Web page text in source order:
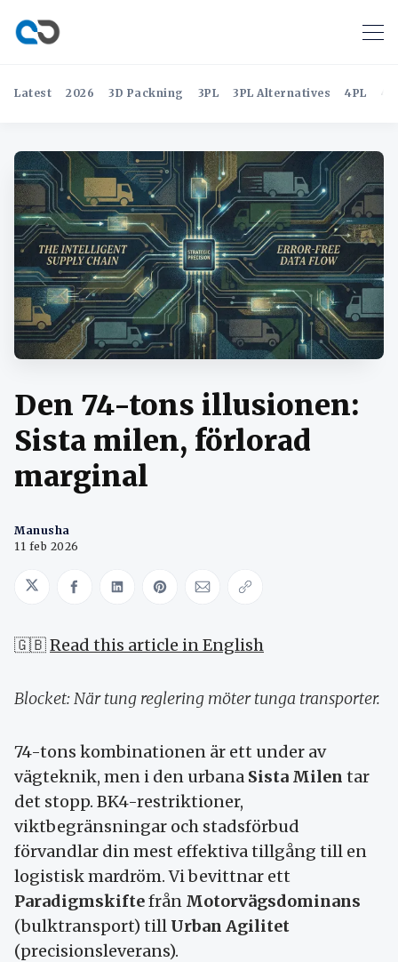
Latest 2026 3D Packning 3PL 3PL Alternatives 4PL
Den 74-tons illusionen:
Sista milen, förlorad
marginal
Manusha
11 feb 2026
Share on Twitter
Share on Facebook
Share on LinkedIn
Share on Pinterest
Share via Email
Copy link
🇬🇧Read this article in English
Blocket: När tung reglering möter tunga transporter.
74-tons kombinationen är ett under av
vägteknik, men i den urbana Sista Milen tar
det stopp. BK4-restriktioner,
viktbegränsningar och stadsförbud
förvandlar din mest effektiva tillgång till en
logistisk mardröm. Vi bevittnar ett
Paradigmskiftefrån Motorvägsdominans
(bulktransport) till Urban Agilitet
(precisionsleverans).